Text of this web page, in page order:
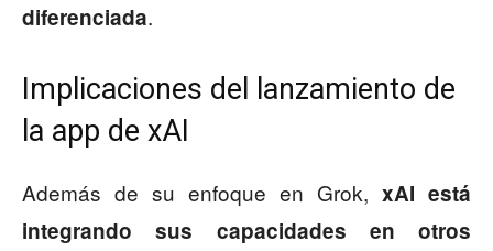
diferenciada.
Implicaciones del lanzamiento de
la app de xAI
Además de su enfoque en Grok, xAI está
integrando sus capacidades en otros